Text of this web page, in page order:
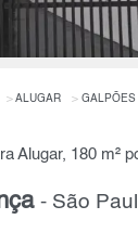
ALUGAR
Alugar, 180 m²
- São